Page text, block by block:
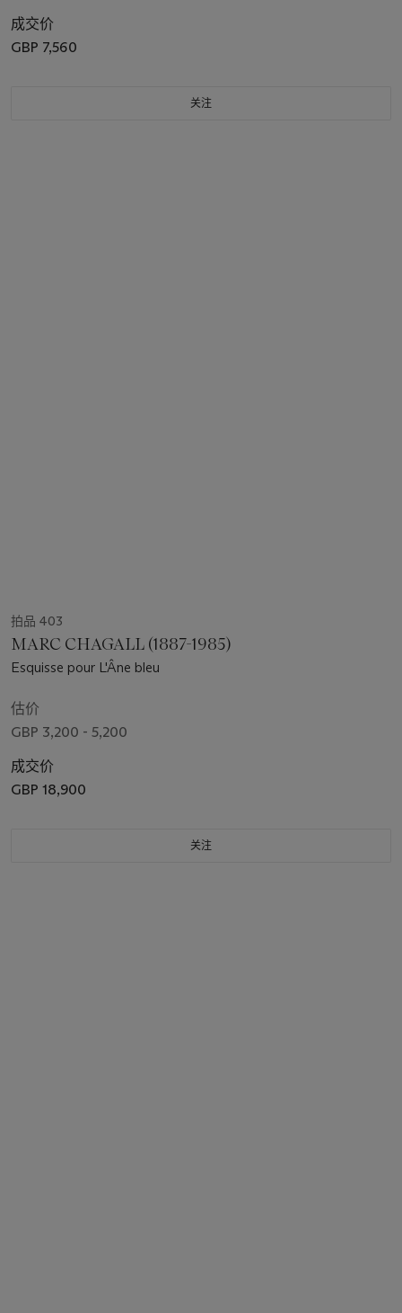
成交价
GBP 7,560
关注
拍品 403
MARC CHAGALL (1887-1985)
Esquisse pour L'Âne bleu
估价
GBP 3,200 - 5,200
成交价
GBP 18,900
关注